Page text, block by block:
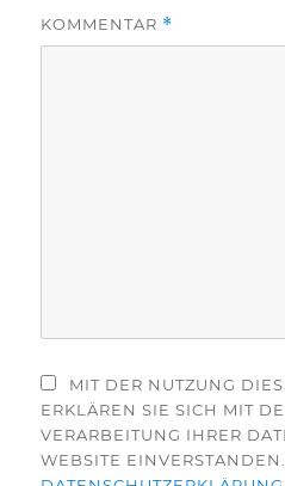
KOMMENTAR *
MIT DER NUTZUNG
ERKLÄREN SIE SICH MIT
VERARBEITUNG IHRER
WEBSITE